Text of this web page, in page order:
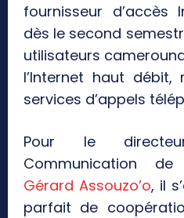
fournisseur d’accès
dès le second
utilisateurs
l’Internet haut
services d’appels
Pour le
Communication
Gérard Assouzo’o, il
parfait de